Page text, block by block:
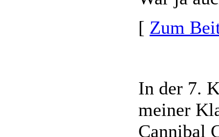
[ Zum
In der 7.
meiner
Cannibal